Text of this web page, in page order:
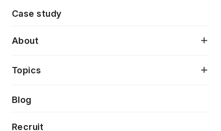
AI駆動開発支援
モダナイゼーション
特徴量エンジニアリングと生成AI
Case study
About
当社が目指しているもの
Topics
Press release
News
Blog
Recruit